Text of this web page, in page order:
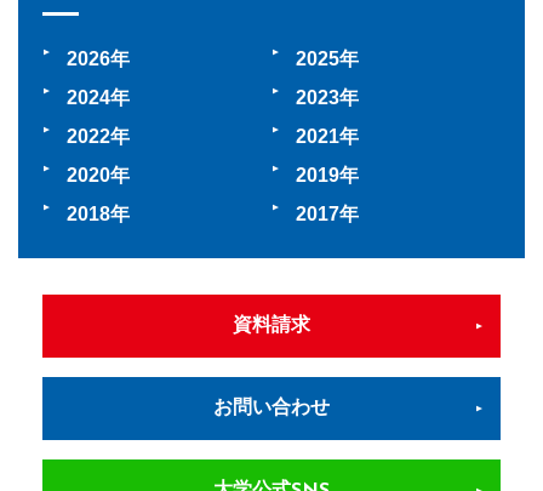
2026
2025
2024
2023
2022
2021
2020
2019
2018
2017
資料請求
お問い合わせ